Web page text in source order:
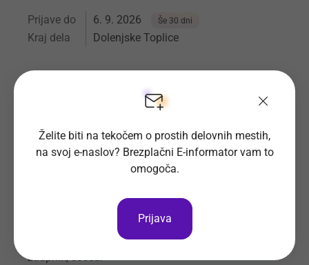
Prijave do 6. 9. 2026 Še 30 dni
Kraj dela Dolenjske Toplice
Slorest d.o.o.
PRODAJALCI (m/ž) v Ljubljani
V naši veliki soseski imamo radi svoje sosede in
njihove želje. Postani del naše ekipe, naš prijatelj,
zaupnik, sosed.
Želite biti na tekočem o prostih delovnih mestih,
na svoj e-naslov? Brezplačni E-informator vam to
omogoča.
Prijava